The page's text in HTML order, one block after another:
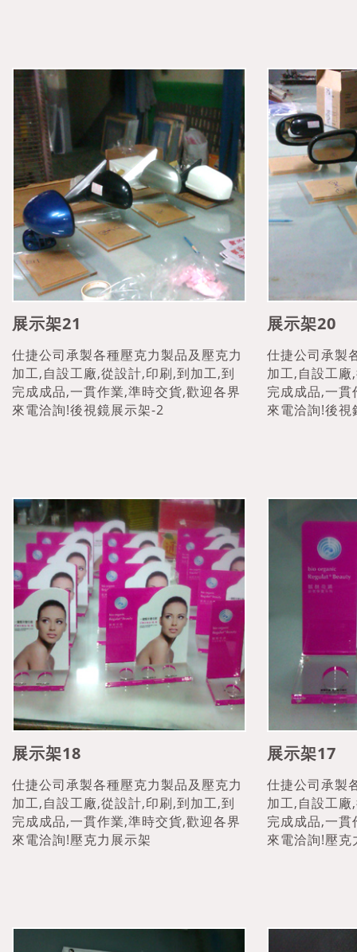
展示架21
仕捷公司承製各種壓克力製品及壓克力
加工,自設工廠,從設計,印刷,到加工,到
完成成品,一貫作業,準時交貨,歡迎各界
來電洽詢!後視鏡展示架-2
展示架20
仕捷公司承製
加工,自設工
完成成品,一
來電洽詢!後
展示架18
仕捷公司承製各種壓克力製品及壓克力
加工,自設工廠,從設計,印刷,到加工,到
完成成品,一貫作業,準時交貨,歡迎各界
來電洽詢!壓克力展示架
展示架17
仕捷公司承製
加工,自設工
完成成品,一
來電洽詢!壓克